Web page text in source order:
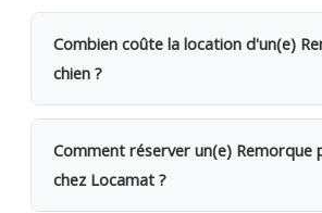
Combien coûte la location d'un(e)
chien ?
La location d'un(e) Remorque pour
TVAC par jour (20.66€ HTVA). Une
est demandée. Dès le 2e jour,
remise de 20%. Pour une semaine
Comment réserver un(e) Remorque
chez Locamat ?